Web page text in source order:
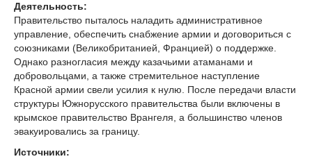
Деятельность:
Правительство пыталось наладить административное
управление, обеспечить снабжение армии и договориться с
союзниками (Великобританией, Францией) о поддержке.
Однако разногласия между казачьими атаманами и
добровольцами, а также стремительное наступление
Красной армии свели усилия к нулю. После передачи власти
структуры Южнорусского правительства были включены в
крымское правительство Врангеля, а большинство членов
эвакуировались за границу.
Источники: